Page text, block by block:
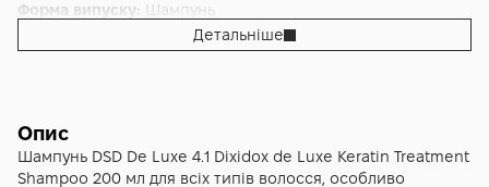
Форма випуску: Шампунь
Детальніше
Опис
Шампунь DSD De Luxe 4.1 Dixidox de Luxe Keratin Treatment
Shampoo 200 мл для всіх типів волосся, особливо